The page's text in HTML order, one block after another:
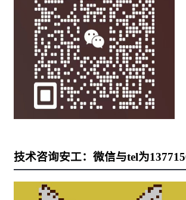
技术咨询安工：微信与tel为